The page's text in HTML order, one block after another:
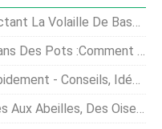
De Basse-Cour Et Commerciale
Des Courges Dans Des Conteneurs
Idées, Remèdes Maison
Des Oiseaux, Et Papillons